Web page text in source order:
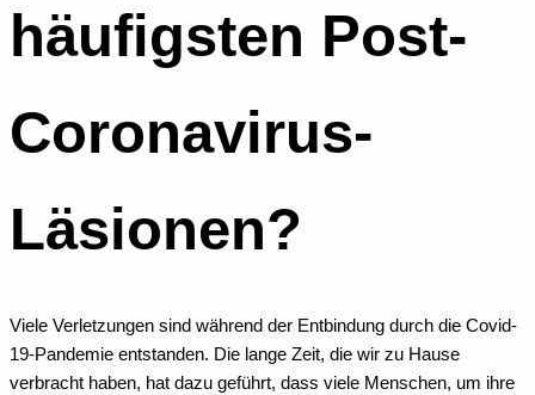
häufigsten Post-
Coronavirus-
Läsionen?
Viele Verletzungen sind während der Entbindung durch die Covid-
19-Pandemie entstanden. Die lange Zeit, die wir zu Hause
verbracht haben, hat dazu geführt, dass viele Menschen, um ihre